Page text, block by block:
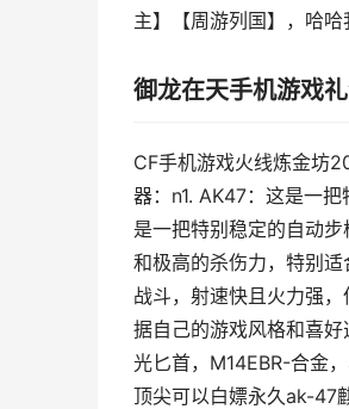
主】【周游列国】，哈
御龙在天手机游戏
CF手机游戏火线炼金坊
器：n1. AK47：这是一
是一把特别稳定的自动
和极高的杀伤力，特别
战斗，射速快且火力强
据自己的游戏风格和喜
光匕首，M14EBR-合金
顶尖可以白嫖永久ak-47